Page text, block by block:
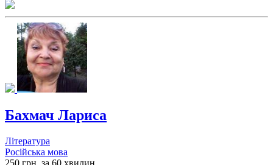
Бахмач Лариса
Література
Російська мова
250 грн. за 60 хвилин